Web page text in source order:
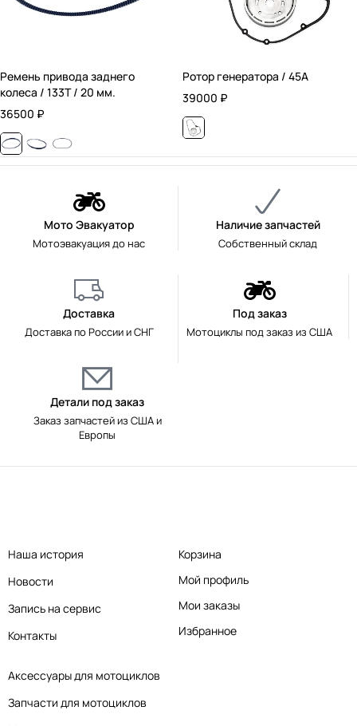
Ремень привода заднего
колеса / 133T / 20 мм.
36500 ₽
Ротор генератора / 45А
39000 ₽
Мото Эвакуатор
Мотоэвакуация до нас
Наличие запчастей
Собственный склад
Доставка
Доставка по России и СНГ
Под заказ
Мотоциклы под заказ из США
Детали под заказ
Заказ запчастей из США и
Европы
Аксессуары для мотоциклов
Запчасти для мотоциклов
Наша история
Новости
Запись на сервис
Контакты
Корзина
Мой профиль
Мои заказы
Избранное